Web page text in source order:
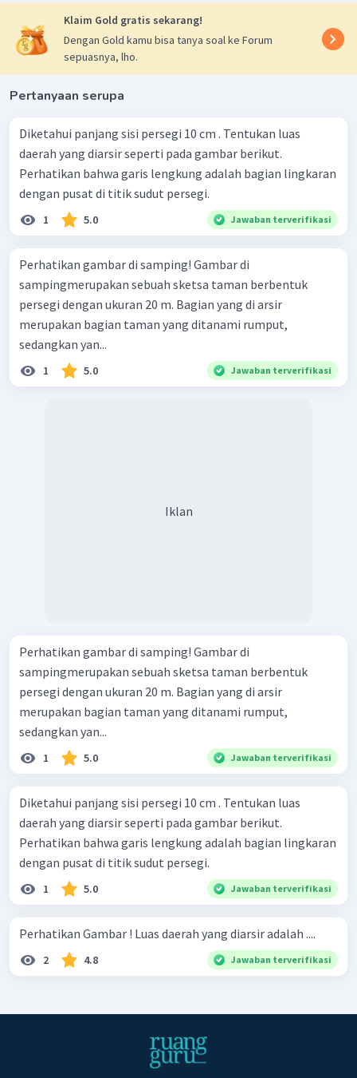
Klaim Gold gratis sekarang!
Dengan Gold kamu bisa tanya soal ke Forum
sepuasnya, lho.
Pertanyaan serupa
Diketahui panjang sisi persegi 10 cm . Tentukan luas
daerah yang diarsir seperti pada gambar berikut.
Perhatikan bahwa garis lengkung adalah bagian lingkaran
dengan pusat di titik sudut persegi.
1 5.0 Jawaban terverifikasi
Perhatikan gambar di samping! Gambar di
sampingmerupakan sebuah sketsa taman berbentuk
persegi dengan ukuran 20 m. Bagian yang di arsir
merupakan bagian taman yang ditanami rumput,
sedangkan yan...
1 5.0 Jawaban terverifikasi
Iklan
Perhatikan gambar di samping! Gambar di
sampingmerupakan sebuah sketsa taman berbentuk
persegi dengan ukuran 20 m. Bagian yang di arsir
merupakan bagian taman yang ditanami rumput,
sedangkan yan...
1 5.0 Jawaban terverifikasi
Diketahui panjang sisi persegi 10 cm . Tentukan luas
daerah yang diarsir seperti pada gambar berikut.
Perhatikan bahwa garis lengkung adalah bagian lingkaran
dengan pusat di titik sudut persegi.
1 5.0 Jawaban terverifikasi
Perhatikan Gambar ! Luas daerah yang diarsir adalah ....
2 4.8 Jawaban terverifikasi